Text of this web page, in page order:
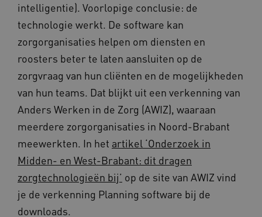
intelligentie). Voorlopige conclusie: de
technologie werkt. De software kan
zorgorganisaties helpen om diensten en
roosters beter te laten aansluiten op de
zorgvraag van hun cliënten en de mogelijkheden
van hun teams. Dat blijkt uit een verkenning van
Anders Werken in de Zorg (AWIZ), waaraan
meerdere zorgorganisaties in Noord-Brabant
meewerkten. In het artikel ‘Onderzoek in
Midden- en West-Brabant: dit dragen
zorgtechnologieën bij’ op de site van AWIZ vind
je de verkenning Planning software bij de
downloads.